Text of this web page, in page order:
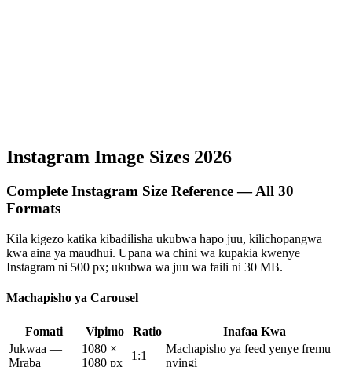
Instagram Image Sizes 2026
Complete Instagram Size Reference — All 30
Formats
Kila kigezo katika kibadilisha ukubwa hapo juu, kilichopangwa
kwa aina ya maudhui. Upana wa chini wa kupakia kwenye
Instagram ni 500 px; ukubwa wa juu wa faili ni 30 MB.
Machapisho ya Carousel
Fomati Vipimo Ratio
Inafaa Kwa
Jukwaa —
Mraba
1080 ×
1080 px
1:1
Machapisho ya feed yenye fremu
nyingi